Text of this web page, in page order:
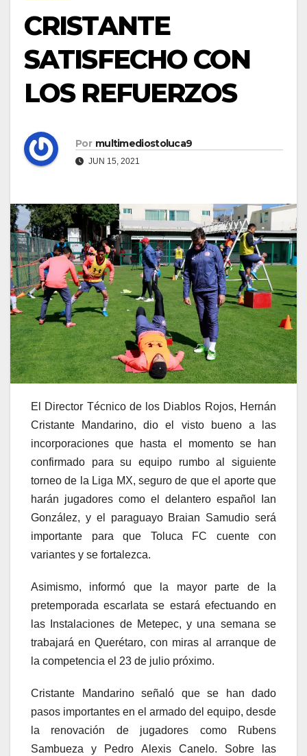
CRISTANTE
SATISFECHO CON
LOS REFUERZOS
Por multimediostoluca9
JUN 15, 2021
El Director Técnico de los Diablos Rojos, Hernán
Cristante Mandarino, dio el visto bueno a las
incorporaciones que hasta el momento se han
confirmado para su equipo rumbo al siguiente
torneo de la Liga MX, seguro de que el aporte que
harán jugadores como el delantero español Ian
González, y el paraguayo Braian Samudio será
importante para que Toluca FC cuente con
variantes y se fortalezca.
Asimismo, informó que la mayor parte de la
pretemporada escarlata se estará efectuando en
las Instalaciones de Metepec, y una semana se
trabajará en Querétaro, con miras al arranque de
la competencia el 23 de julio próximo.
Cristante Mandarino señaló que se han dado
pasos importantes en el armado del equipo, desde
la renovación de jugadores como Rubens
Sambueza y Pedro Alexis Canelo. Sobre las